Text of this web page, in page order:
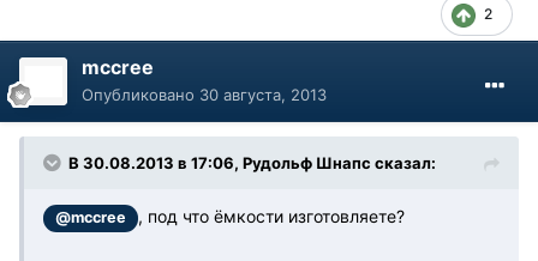
2
mccree
Опубликовано 30 августа, 2013
В 30.08.2013 в 17:06, Рудольф Шнапс сказал:
@mccree , под что ёмкости изготовляете?